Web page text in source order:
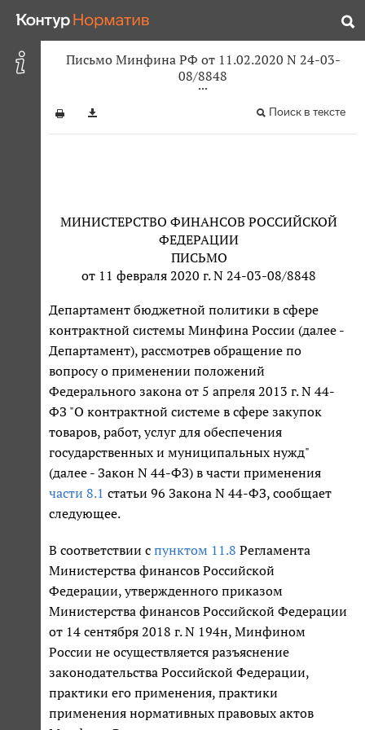
Письмо Минфина РФ от 11.02.2020 N 24-03-
08/8848
Поиск в тексте
МИНИСТЕРСТВО ФИНАНСОВ РОССИЙСКОЙ
ФЕДЕРАЦИИ
ПИСЬМО
от 11 февраля 2020 г. N 24-03-08/8848
Департамент бюджетной политики в сфере
контрактной системы Минфина России (далее -
Департамент), рассмотрев обращение по
вопросу о применении положений
Федерального закона от 5 апреля 2013 г. N 44-
ФЗ "О контрактной системе в сфере закупок
товаров, работ, услуг для обеспечения
государственных и муниципальных нужд"
(далее - Закон N 44-ФЗ) в части применения
части 8.1 статьи 96 Закона N 44-ФЗ, сообщает
следующее.
В соответствии с пунктом 11.8 Регламента
Министерства финансов Российской
Федерации, утвержденного приказом
Министерства финансов Российской Федерации
от 14 сентября 2018 г. N 194н, Минфином
России не осуществляется разъяснение
законодательства Российской Федерации,
практики его применения, практики
применения нормативных правовых актов